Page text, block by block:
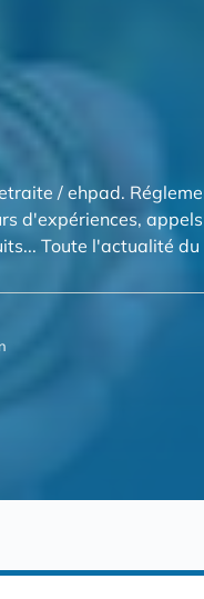
/ ehpad.
d'expériences,
Toute l'actualité du